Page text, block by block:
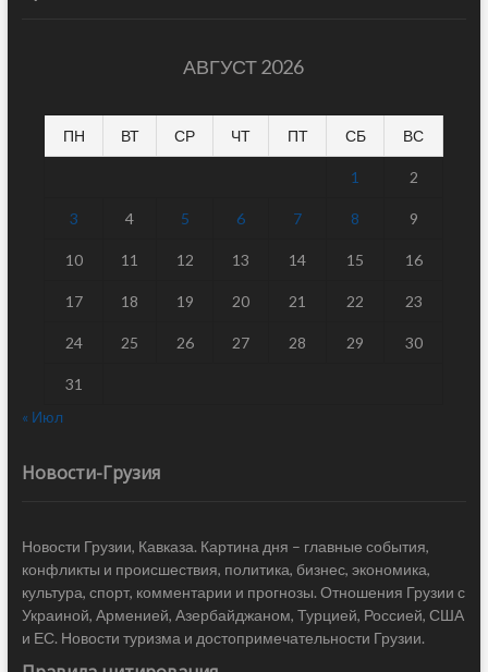
АВГУСТ 2026
ПН ВТ СР ЧТ ПТ СБ ВС
1 2
3 4 5 6 7 8 9
10 11 12 13 14 15 16
17 18 19 20 21 22 23
24 25 26 27 28 29 30
31
« Июл
Новости-Грузия
Новости Грузии, Кавказа. Картина дня – главные события,
конфликты и происшествия, политика, бизнес, экономика,
культура, спорт, комментарии и прогнозы. Отношения Грузии с
Украиной, Арменией, Азербайджаном, Турцией, Россией, США
и ЕС. Новости туризма и достопримечательности Грузии.